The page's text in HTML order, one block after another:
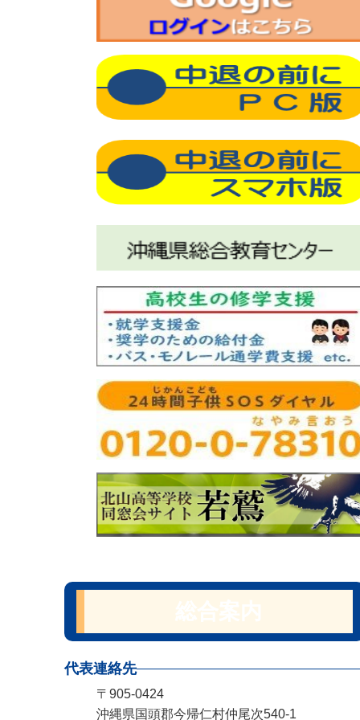
代表連絡先
〒905-0424
沖縄県国頭郡今帰仁村仲尾次540-1